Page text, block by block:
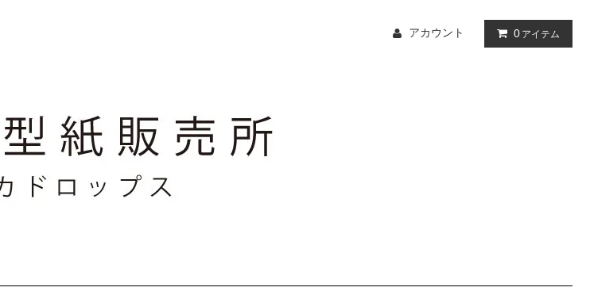
アカウント 0 アイテム